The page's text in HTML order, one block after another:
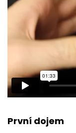
První dojem